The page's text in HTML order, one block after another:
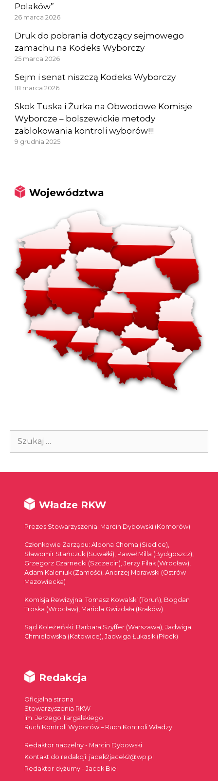
Polaków”
26 marca 2026
Druk do pobrania dotyczący sejmowego
zamachu na Kodeks Wyborczy
25 marca 2026
Sejm i senat niszczą Kodeks Wyborczy
18 marca 2026
Skok Tuska i Żurka na Obwodowe Komisje
Wyborcze – bolszewickie metody
zablokowania kontroli wyborów!!!
9 grudnia 2025
Województwa
Szukaj:
Władze RKW
Prezes Stowarzyszenia: Marcin Dybowski (Komorów)
Członkowie Zarządu: Aldona Choma (Siedlce),
Sławomir Stańczuk (Suwałki), Paweł Milla (Bydgoszcz),
Grzegorz Czarnecki (Szczecin), Jerzy Filak (Wrocław),
Adam Kaleniuk (Zamość), Andrzej Morawski (Ostrów
Mazowiecka)
Komisja Rewizyjna: Tomasz Kowalski (Toruń), Bogdan
Troska (Wrocław), Mariola Gwizdała (Kraków)
Sąd Koleżeński: Barbara Szyffer (Warszawa), Jadwiga
Chmielowska (Katowice), Jadwiga Łukasik (Płock)
Redakcja
Oficjalna strona
Stowarzyszenia RKW
im. Jerzego Targalskiego
Ruch Kontroli Wyborów – Ruch Kontroli Władzy
Redaktor naczelny - Marcin Dybowski
Kontakt do redakcji: jacek2jacek2@wp.pl
Redaktor dyżurny - Jacek Biel